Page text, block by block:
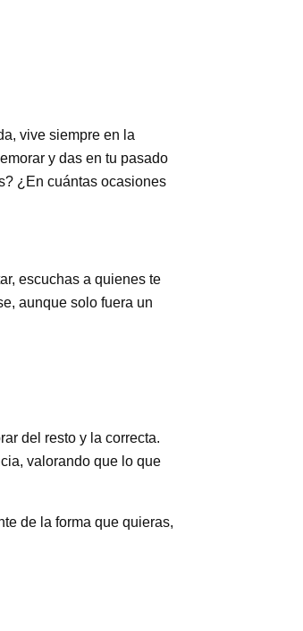
vive siempre en la
y das en tu pasado
¿En cuántas ocasiones
escuchas a quienes te
aunque solo fuera un
del resto y la correcta.
valorando que lo que
de la forma que quieras,